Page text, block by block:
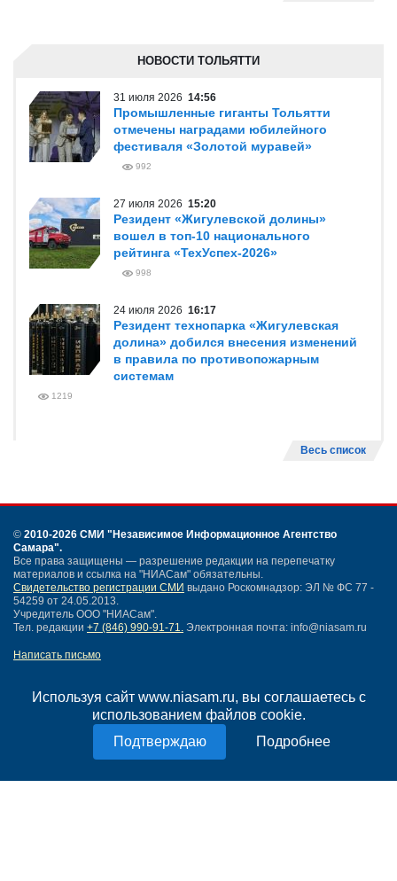
Используя сайт www.niasam.ru, вы соглашаетесь с
использованием файлов cookie.
Подробнее
НОВОСТИ ТОЛЬЯТТИ
31 июля 2026 14:56
Промышленные гиганты Тольятти
отмечены наградами юбилейного
фестиваля «Золотой муравей»
992
27 июля 2026 15:20
Резидент «Жигулевской долины»
вошел в топ-10 национального
рейтинга «ТехУспех-2026»
998
24 июля 2026 16:17
Резидент технопарка «Жигулевская
долина» добился внесения изменений
в правила по противопожарным
системам
1219
Весь список
© 2010-2026 СМИ "Независимое Информационное Агентство
Самара".
Все права защищены — разрешение редакции на перепечатку
материалов и ссылка на "НИАСам" обязательны.
Свидетельство регистрации СМИ выдано Роскомнадзор: ЭЛ № ФС 77 -
54259 от 24.05.2013.
Учредитель ООО "НИАСам".
Тел. редакции +7 (846) 990-91-71. Электронная почта: info@niasam.ru
Написать письмо
Нашли ошибку?
Политика конфиденциальности
Согласие на обработку персональных данных